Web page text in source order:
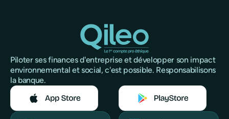
Piloter ses finances d'entreprise et développer son impact
environnemental et social, c'est possible. Responsabilisons
la banque.